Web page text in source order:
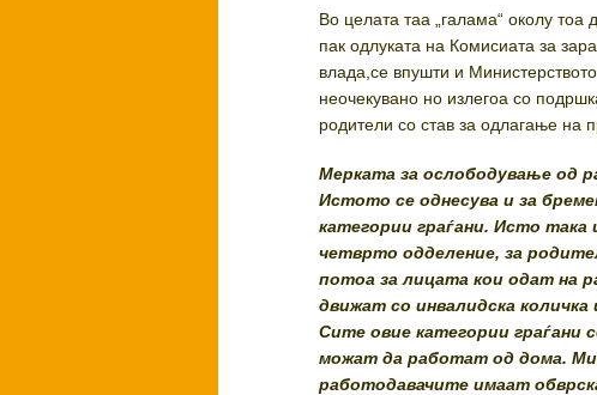
Во целата таа „галама“ околу
пак одлуката на Комисиата за
влада,се впушти и
неочекувано но излегоа со
родители со став за одлагање на
Мерката за ослободување од
Истото се однесува и за
категории граѓани. Исто
четврто одделение, за
потоа за лицата кои одат на
движат со инвалидска
Сите овие категории граѓани
можат да работат од дома.
работодавачите имаат